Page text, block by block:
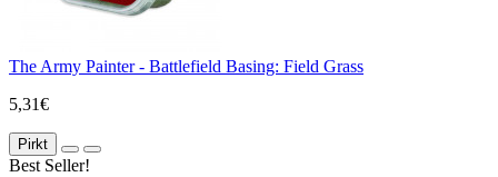
The Army Painter - Battlefield Basing: Field Grass
5,31€
Pirkt
Best Seller!